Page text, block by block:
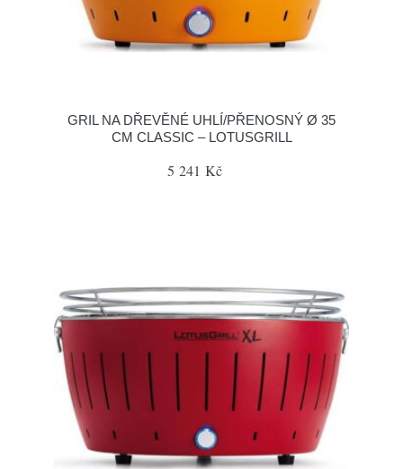
GRIL NA DŘEVĚNÉ UHLÍ/PŘENOSNÝ Ø 35
CM CLASSIC – LOTUSGRILL
5 241 Kč